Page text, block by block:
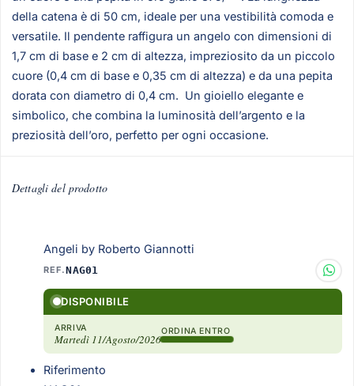
della catena è di 50 cm, ideale per una vestibilità comoda e
versatile. Il pendente raffigura un angelo con dimensioni di
1,7 cm di base e 2 cm di altezza, impreziosito da un piccolo
cuore (0,4 cm di base e 0,35 cm di altezza) e da una pepita
dorata con diametro di 0,4 cm. Un gioiello elegante e
simbolico, che combina la luminosità dell’argento e la
preziosità dell’oro, perfetto per ogni occasione.
Dettagli del prodotto
Angeli by Roberto Giannotti
REF.NAG01
DISPONIBILE
ARRIVA
Martedì 11/Agosto/2026
ORDINA ENTRO
Riferimento